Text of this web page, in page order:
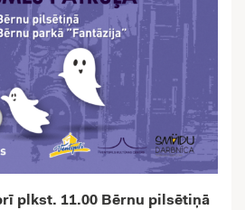
plkst. 11.00 Bērnu pilsētiņā